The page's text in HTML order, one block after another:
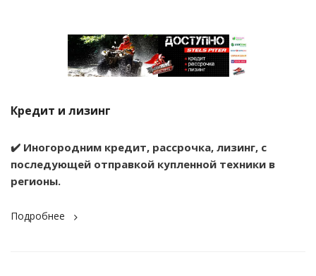
Кредит и лизинг
✔️ Иногородним кредит, рассрочка, лизинг, с
последующей отправкой купленной техники в
регионы.
Подробнее